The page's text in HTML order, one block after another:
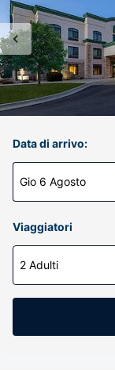
Data di arrivo:
Gio 6 Agosto
Viaggiatori
2 Adulti